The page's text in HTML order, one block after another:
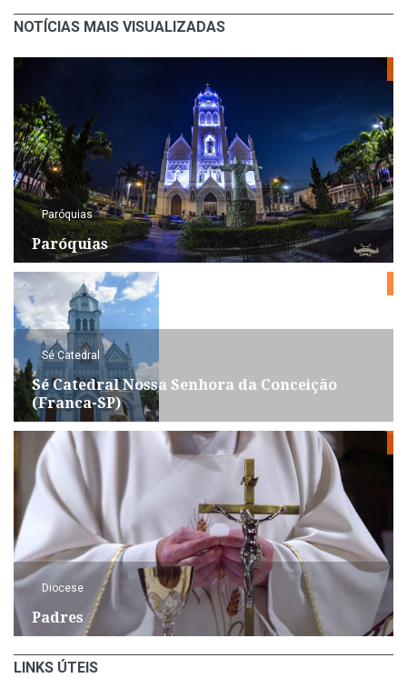
NOTÍCIAS MAIS VISUALIZADAS
Paróquias
Paróquias
Sé Catedral
Sé Catedral Nossa Senhora da Conceição
(Franca-SP)
Diocese
Padres
LINKS ÚTEIS